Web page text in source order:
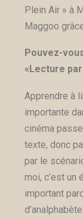
Plein Air » à
Maggoo
Pouvez-
«Lecture
Apprendre à
importante
cinéma
texte, donc
par le
moi, c’est un
important